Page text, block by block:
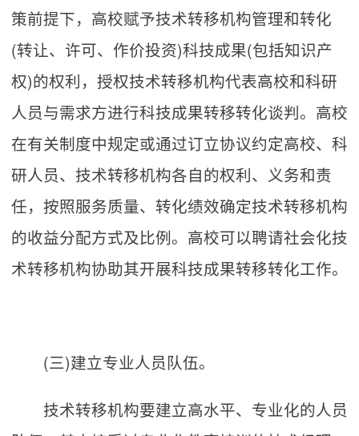
策前提下，高校赋予技术转移机构管理和转化
(转让、许可、作价投资)科技成果(包括知识产
权)的权利，授权技术转移机构代表高校和科研
人员与需求方进行科技成果转移转化谈判。高校
在有关制度中规定或通过订立协议约定高校、科
研人员、技术转移机构各自的权利、义务和责
任，按照服务质量、转化绩效确定技术转移机构
的收益分配方式及比例。高校可以聘请社会化技
术转移机构协助其开展科技成果转移转化工作。
(三)建立专业人员队伍。
技术转移机构要建立高水平、专业化的人员